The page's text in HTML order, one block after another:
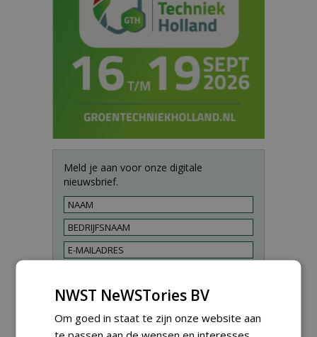
Meld je aan voor onze digitale
nieuwsbrief.
NWST NeWSTories BV
Om goed in staat te zijn onze website aan